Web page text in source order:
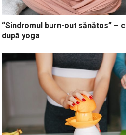
“Sindromul burn-out sănătos” –
după yoga